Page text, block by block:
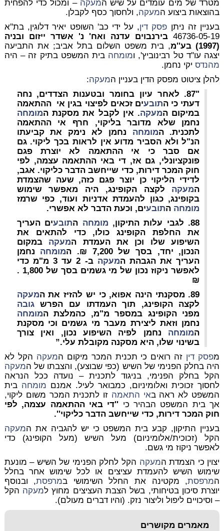
מטרד של מים עומדים על שיש המעקה – ומכול כדי להפחית
בהוצאות ביצוע המעקה, ולחסוך כסף לקבלן.
בעניין זה ניתן פסק דין, על ידי כב' השופט יאיר דלוגין, בת''א
46736-05-19 בירנבוים עדנה ואח' נ' אשדר ייזום ובניה
(1997) בע''מ
, בית משפט השלום בתל אביב; את התביעה
יצגה עו''ד טל רבינוביץ', ומומחה בית המשפט בתיק זה – היה
מהנדסיקי נחמן.
להלן ציטוט מפסק הדין בעניין המעקה:
"87. לאחר עיון בחומר ובטענות הצדדים, נחה
דעתי כי התובעים זכאים לפיצוי בגין אי ההתאמה
במיקום המעקה. אין לקבל את מסקנת המומחה
נחמן שלא מדובר בליקוי, חרף אי ההתאמה
לתכנית. המומחה נחמן לא נימק את קביעתו
הנ"ל ולא הסביר מדוע אין לראות בכך ליקוי. גם
אם סבר כי אי ההתאמה לא יוצרת פגם
פונקציונלי, גם אז, די באי ההתאמה עצמה, לפי
חוק המכר דירות, כדי שייחשב הדבר כליקוי. אגב,
לדידי הליקוי כן יוצר פגם כזה, שעה שהצמדת
המעקה לקצה הקופינג, היה מאפשר שימוש
בקופינג, כגון להעמדת אדניות ועוד, כפי שרמז
מומחה התובעים, וכעת הדבר לא אפשרי.
88. לגבי עלות התיקון,
מומחה התובעים העריך
את החלפת הקופינג כולו, כדי להתאים את
השיפוע שלו וכן את העמדת המעקה במקום
הנכון, יחד, בסך של 7,200 ₪. ה
מומחה נחמן
העריך את הגבהת המעקה
ב- 2 עד 3 מ"מ כדי
לאפשר ניקוז נכון של מי גשמים בסך של 1,800 .
₪
89. מסקנתי הינה אפוא, כי יש להזיז את ה
מעקה
לקצה הקופינג, תוך העמדתו עם הפרשגובה
מפני הקופינג במספר מ"מ, כהמלצת המומחה
נחמן וזאת ליצירת מעבר מי גשמים וכי מסקנת
המומחה נחמן לפיה השיפוע נכון, ואין צורך
בשינוי שלו, היא מסקנה מקובלת עלי.”
מפסק דין זה רואים כי תכנית המכר מיקום המעקה הקל לא
היה בחלק הפנימי של השיש (כפי שבוצע), והצבתו של המעקה
הקל בחלק הפנימי, בניגוד לתכנית – נועדה ככל הנראה
לחסוך זכוכית ואלומיניום, כמבואר לעיל. אמנם מומחה בית
המשפט לא ראה באי התאמה זו לתכנית המכר משום ליקוי,
אך בית המשפט הבהיר כי ''די באי ההתאמה עצמה, לפי
חוק המכר דירות, כדי שייחשב הדבר כליקוי''.
בעניין התיקון, קבע בית המשפט כי יש להגביה את המעקה
הקל (זכוכית/אלומיניום) מעל השיש (מעל הקופינג) כדי
לאפשר ניקוז מי גשם.
יצוין כי הצמדת המעקה הקל לחלק הפנימי של השיש – מונעת
שימוש השיש להעמדת עציצים או לכל שימוש אחר בחלל
המרפסת, מקטינה את החלל השימושי במרפסת, ובנוסף
יוצרת סיכון בטיחותי, בשל הצבת העציצים מחוץ למעקה הקל
– וסיכויים ליפול וליצור נזק. (והיו דברים מעולם).
מאמרים מקושרים